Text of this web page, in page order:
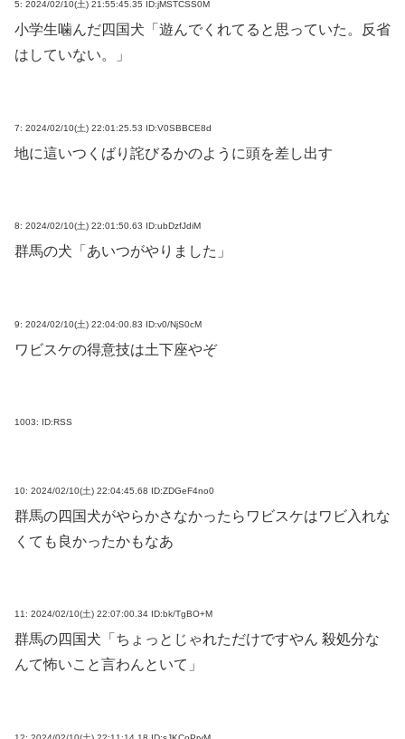
5: 2024/02/10(土) 21:55:45.35 ID:jMSTCSS0M
小学生噛んだ四国犬「遊んでくれてると思っていた。反省
はしていない。」
7: 2024/02/10(土) 22:01:25.53 ID:V0SBBCE8d
地に這いつくばり詫びるかのように頭を差し出す
8: 2024/02/10(土) 22:01:50.63 ID:ubDzfJdiM
群馬の犬「あいつがやりました」
9: 2024/02/10(土) 22:04:00.83 ID:v0/NjS0cM
ワビスケの得意技は土下座やぞ
1003: ID:RSS
10: 2024/02/10(土) 22:04:45.68 ID:ZDGeF4no0
群馬の四国犬がやらかさなかったらワビスケはワビ入れな
くても良かったかもなあ
11: 2024/02/10(土) 22:07:00.34 ID:bk/TgBO+M
群馬の四国犬「ちょっとじゃれただけですやん 殺処分な
んて怖いこと言わんといて」